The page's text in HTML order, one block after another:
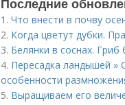
1. Что внести в почву
2. Когда цветут дубки.
3. Белянки в соснах. Гриб
4. Пересадка ландышей »
особенности
5. Выращиваем его